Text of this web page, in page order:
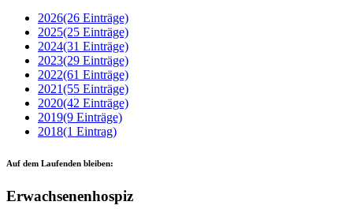
2026(26 Einträge)
2025(25 Einträge)
2024(31 Einträge)
2023(29 Einträge)
2022(61 Einträge)
2021(55 Einträge)
2020(42 Einträge)
2019(9 Einträge)
2018(1 Eintrag)
Auf dem Laufenden bleiben:
Erwachsenenhospiz